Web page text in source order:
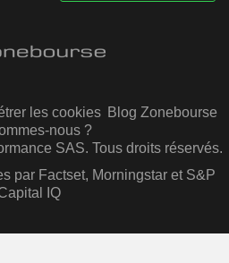
les cookies Blog Zonebourse
nous ?
SAS. Tous droits réservés.
par Factset, Morningstar et S&P
IQ